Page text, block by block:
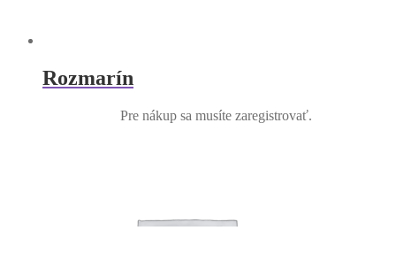
Rozmarín
Pre nákup sa musíte zaregistrovať.